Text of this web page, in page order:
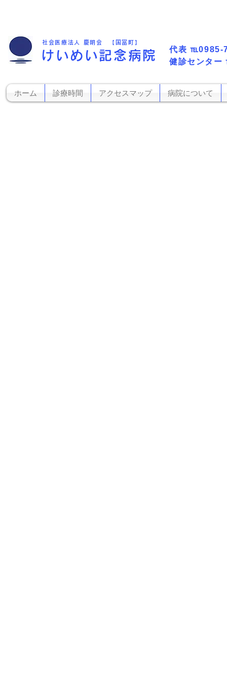
​健診センター
社会医療法人 慶明会 【国富町】
けいめい記念病院 代表​ ℡0985-
ホーム 診療時間 アクセスマップ 病院について